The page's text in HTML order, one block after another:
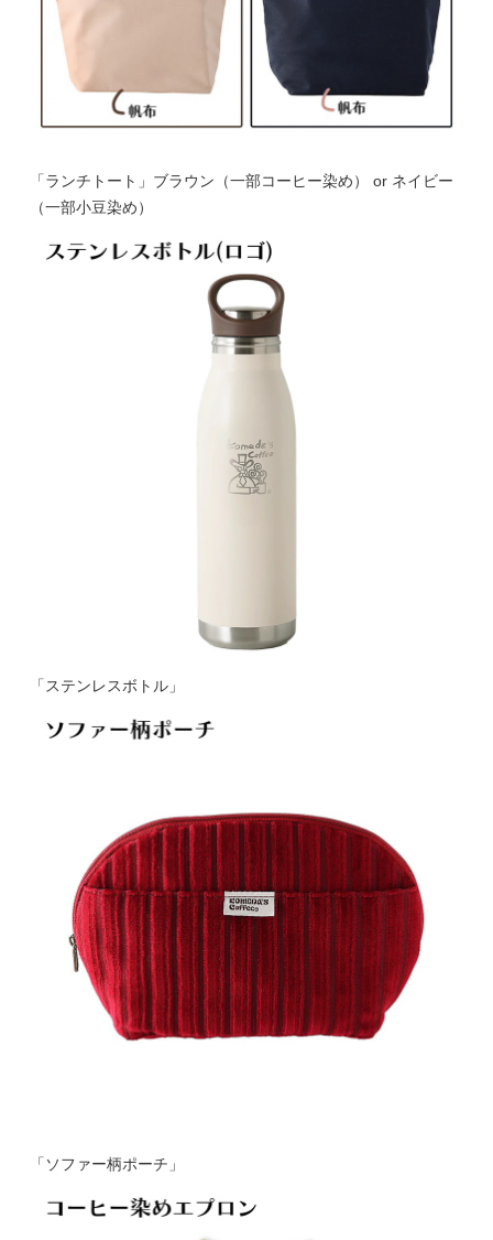
「ランチトート」ブラウン（一部コーヒー染め） or ネイビー
（一部小豆染め）
「ステンレスボトル」
「ソファー柄ポーチ」